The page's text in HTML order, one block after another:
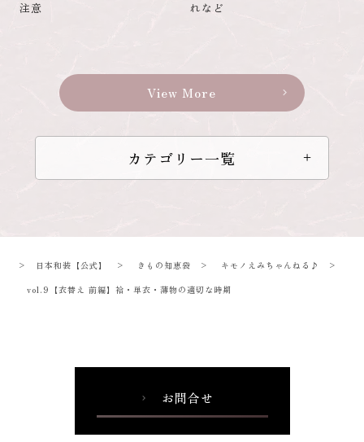
注意
れなど
View More chevron_right
カテゴリー一覧
> 日本和装【公式】 > きもの知恵袋 > キモノえみちゃんねる♪
>
vol.9【衣替え 前編】袷・単衣・薄物の適切な時期
chevron_right お問合せ